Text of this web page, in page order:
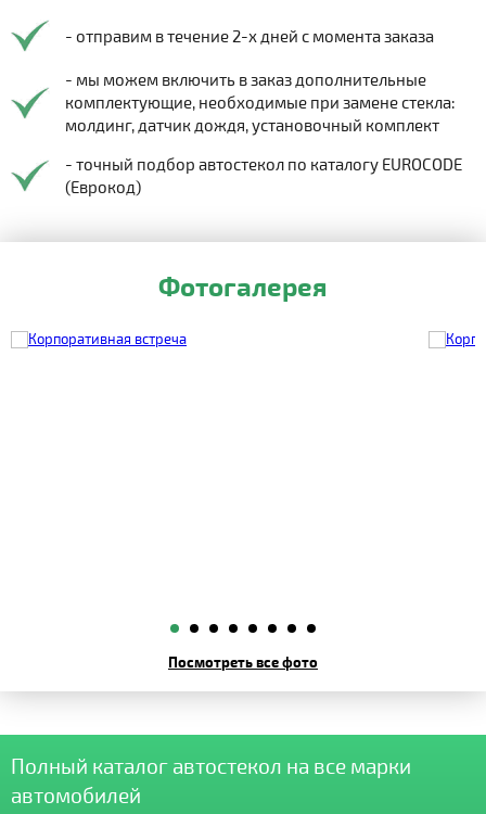
- отправим в течение 2-х дней с момента заказа
- мы можем включить в заказ дополнительные
комплектующие, необходимые при замене стекла:
молдинг, датчик дождя, установочный комплект
- точный подбор автостекол по каталогу EUROCODE
(Еврокод)
Фотогалерея
Посмотреть все фото
Полный каталог автостекол на все марки
автомобилей